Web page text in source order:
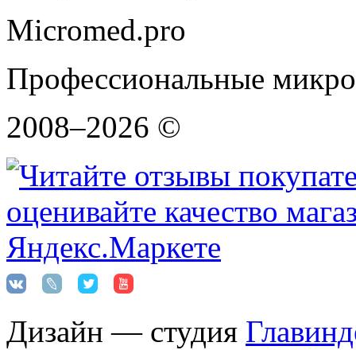
Micromed.pro
Профессиональные
2008–2026 ©
Дизайн — студия